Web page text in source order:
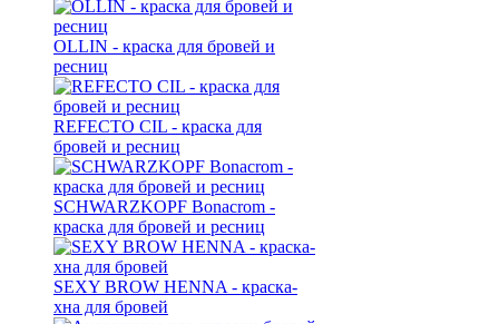
OLLIN - краска для бровей и
ресниц
REFECTO CIL - краска для
бровей и ресниц
SCHWARZKOPF Bonacrom -
краска для бровей и ресниц
SEXY BROW HENNA - краска-
хна для бровей